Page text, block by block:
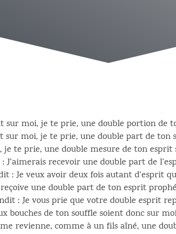
sur moi, je te prie, une double portion de
sur moi, je te prie, une double part de ton
je te prie, une double mesure de ton esprit
J’aimerais recevoir une double part de
: Je veux avoir deux fois autant d’esprit
une double part de ton esprit
: Je vous prie que votre double esprit
bouches de ton souffle soient donc sur
revienne, comme à un fils aîné, une